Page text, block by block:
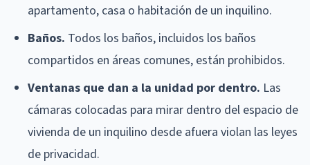
apartamento, casa o habitación de un inquilino.
Baños. Todos los baños, incluidos los baños
compartidos en áreas comunes, están prohibidos.
Ventanas que dan a la unidad por dentro. Las
cámaras colocadas para mirar dentro del espacio de
vivienda de un inquilino desde afuera violan las leyes
de privacidad.